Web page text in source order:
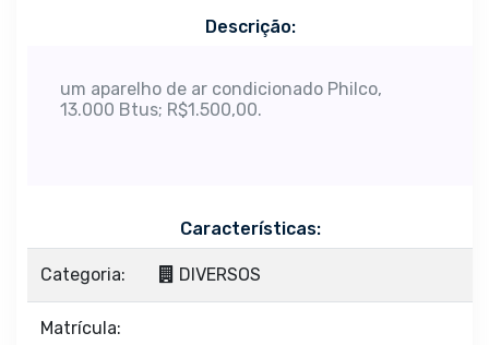
Descrição:
um aparelho de ar condicionado Philco,
13.000 Btus; R$1.500,00.
Características:
Categoria: DIVERSOS
Matrícula: